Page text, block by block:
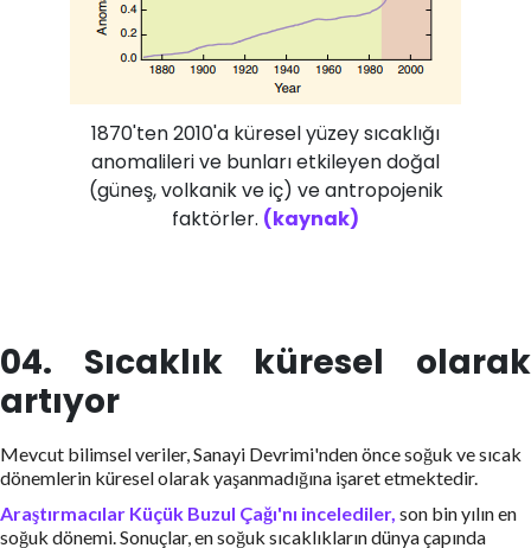
1870'ten 2010'a küresel yüzey sıcaklığı
anomalileri ve bunları etkileyen doğal
(güneş, volkanik ve iç) ve antropojenik
faktörler. (kaynak)
04. Sıcaklık küresel olarak
artıyor
Mevcut bilimsel veriler, Sanayi Devrimi'nden önce soğuk ve sıcak
dönemlerin küresel olarak yaşanmadığına işaret etmektedir.
Araştırmacılar Küçük Buzul Çağı'nı incelediler, son bin yılın en
soğuk dönemi. Sonuçlar, en soğuk sıcaklıkların dünya çapında